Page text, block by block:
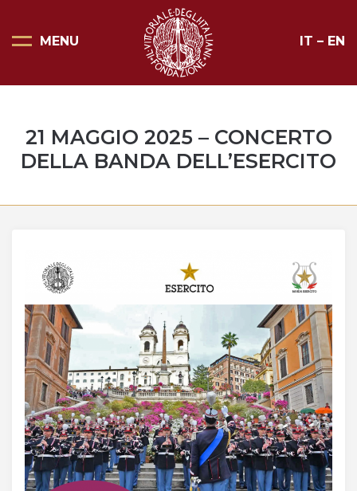
MENU
Pagina Principale
Organizza la tua visita
Eventi e noleggi
Progetti speciali
Bottega del Vittoriale
Negozi del Vittoriale
Orari di apertura e prezzi
Acquista Biglietti
Contatti
Modulo reclami – suggerimenti
IT – EN
21 MAGGIO 2025 – CONCERTO
DELLA BANDA DELL’ESERCITO